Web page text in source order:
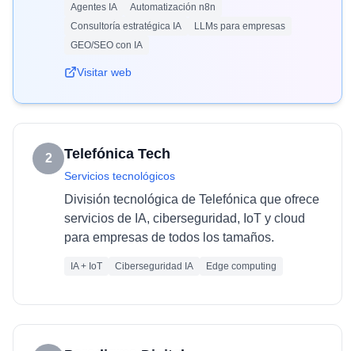
Agentes IA
Automatización n8n
Consultoría estratégica IA
LLMs para empresas
GEO/SEO con IA
Visitar web
2 Telefónica Tech
Servicios tecnológicos
División tecnológica de Telefónica que ofrece
servicios de IA, ciberseguridad, IoT y cloud
para empresas de todos los tamaños.
IA + IoT Ciberseguridad IA Edge computing